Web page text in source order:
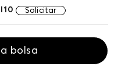
Solicitar
bolsa